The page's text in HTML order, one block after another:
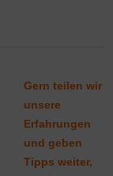
Gern teilen wir
unsere
Erfahrungen
und geben
Tipps weiter,